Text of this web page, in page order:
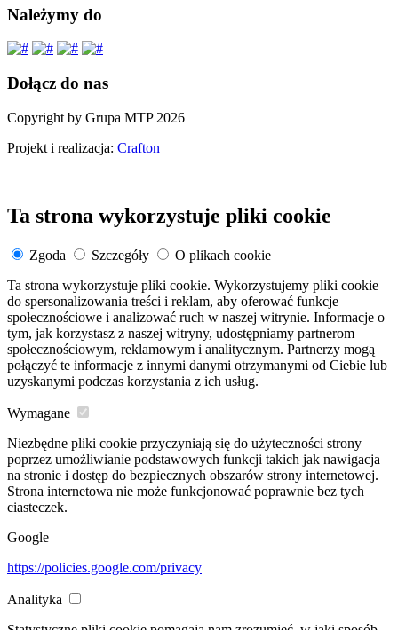
Należymy do
Dołącz do nas
Copyright by Grupa MTP 2026
Projekt i realizacja: Crafton
Ta strona wykorzystuje pliki cookie
Zgoda Szczegóły
O plikach cookie
Ta strona wykorzystuje pliki cookie. Wykorzystujemy pliki cookie
do spersonalizowania treści i reklam, aby oferować funkcje
społecznościowe i analizować ruch w naszej witrynie. Informacje o
tym, jak korzystasz z naszej witryny, udostępniamy partnerom
społecznościowym, reklamowym i analitycznym. Partnerzy mogą
połączyć te informacje z innymi danymi otrzymanymi od Ciebie lub
uzyskanymi podczas korzystania z ich usług.
Wymagane
Niezbędne pliki cookie przyczyniają się do użyteczności strony
poprzez umożliwianie podstawowych funkcji takich jak nawigacja
na stronie i dostęp do bezpiecznych obszarów strony internetowej.
Strona internetowa nie może funkcjonować poprawnie bez tych
ciasteczek.
Google
https://policies.google.com/privacy
Analityka